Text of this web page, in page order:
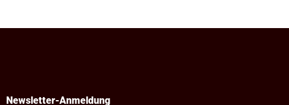
Newsletter-Anmeldung